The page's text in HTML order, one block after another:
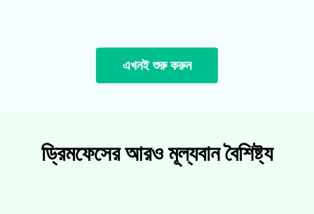
এখনই শুরু করুন
ড্রিমফেসের আরও মূল্যবান বৈশিষ্ট্য